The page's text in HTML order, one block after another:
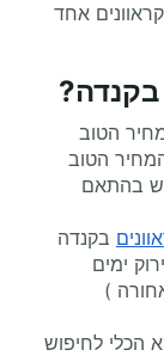
אחד
בקנדה?
הטוב
הטוב
בהתאם
בקנדה
ימים
או אחורה )
הכלי לחיפוש